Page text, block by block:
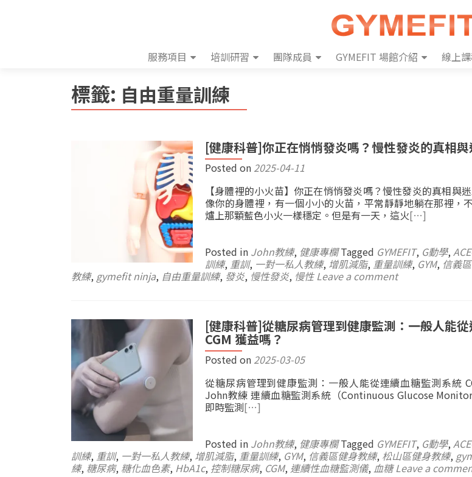
服務項目 培訓研習 團隊成員 GYMEFIT 場館介紹 線上
標籤: 自由重量訓練
[健康科普]你正在悄悄發炎嗎？慢性發炎的真相
Posted on 2025-04-11
【身體裡的小火苗】你正在悄悄發炎嗎？慢性發炎的真相與
像你的身體裡，有一個小小的火苗，平常靜靜地躺在那裡，
爐上那顆藍色小火一樣穩定。但是有一天，這火[…]
Posted in John教練, 健康專欄 Tagged GYMEFIT, G動學,
訓練, 重訓, 一對一私人教練, 增肌減脂, 重量訓練, GYM, 信義
教練, gymefit ninja, 自由重量訓練, 發炎, 慢性發炎, 慢性 Leave a comment
[健康科普]從糖尿病管理到健康監測：一般人能
CGM 獲益嗎？
Posted on 2025-03-05
從糖尿病管理到健康監測：一般人能從連續血糖監測系統
John教練 連續血糖監測系統（Continuous Glucose
即時監測[…]
Posted in John教練, 健康專欄 Tagged GYMEFIT, G動學,
訓練, 重訓, 一對一私人教練, 增肌減脂, 重量訓練, GYM, 信義區健身教練, 松山區健身教練,
練, 糖尿病, 糖化血色素, HbA1c, 控制糖尿病, CGM, 連續性血糖監測儀, 血糖 Leave a